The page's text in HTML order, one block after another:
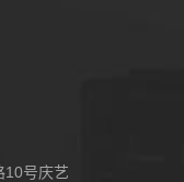
10号庆艺